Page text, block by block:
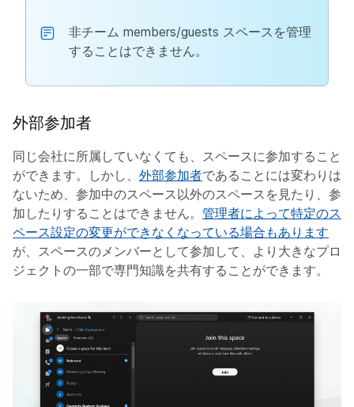
非チーム members/guests スペースを管理
することはできません。
外部参加者
同じ会社に所属していなくても、スペースに参加すること
ができます。しかし、 外部参加者であることには変わりは
ないため、参加中のスペース以外のスペースを見たり、参
加したりすることはできません。 管理者によって特定のス
ペース設定の変更ができなくなっている場合もあります
が、スペースのメンバーとして参加して、より大きなプロ
ジェクトの一部で専門知識を共有することができます。